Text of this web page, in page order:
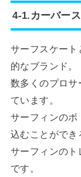
4-1.カーバー
サーフスケー
的なブランド。
数多くのプロサ
ています。
サーフィンのボ
込むことができ
サーフィンのト
です。